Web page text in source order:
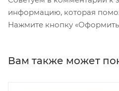
информацию, которая
Нажмите кнопку «Оформить
Вам также может